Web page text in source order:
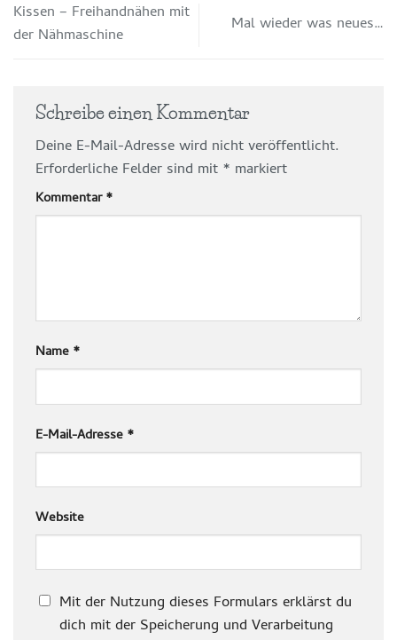
Kissen – Freihandnähen mit
der Nähmaschine
Mal wieder was neues…
Schreibe einen Kommentar
Deine E-Mail-Adresse wird nicht veröffentlicht.
Erforderliche Felder sind mit * markiert
Kommentar*
Name *
E-Mail-Adresse *
Website
Mit der Nutzung dieses Formulars erklärst du
dich mit der Speicherung und Verarbeitung